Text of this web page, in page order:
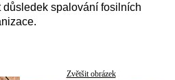
důsledek spalování fosilních
Zvětšit obrázek